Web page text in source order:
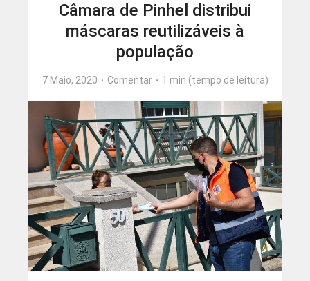
Câmara de Pinhel distribui
máscaras reutilizáveis à
população
7 Maio, 2020 Comentar 1 min (tempo de leitura)